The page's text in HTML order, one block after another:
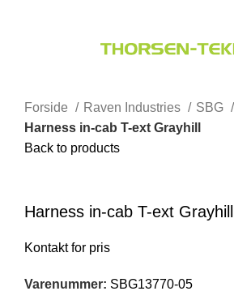
Forside Raven Industries
SBG
Harness in-cab T-ext Grayhill
Back to products
Harness in-cab T-ext Grayhill
Varenummer: SBG13770-05